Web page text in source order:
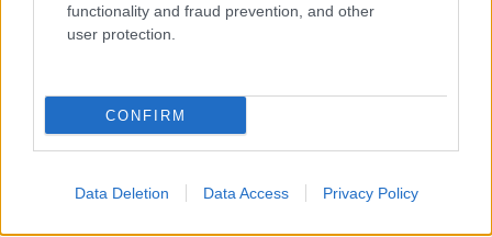
functionality and fraud prevention, and other
user protection.
CONFIRM
Data Deletion Data Access Privacy Policy
design
Camilla Fiore · 9 Ago 2026